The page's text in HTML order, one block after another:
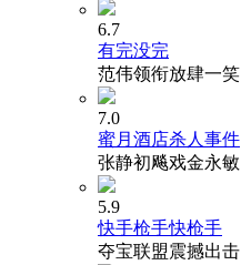
6.7
有完没完
范伟领衔放肆一笑
7.0
蜜月酒店杀人事件
张静初飚戏金永敏
5.9
快手枪手快枪手
夺宝联盟震撼出击